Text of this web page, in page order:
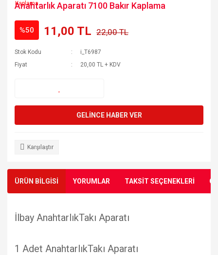
Anahtarlık Aparatı 7100 Bakır Kaplama
%50 11,00 TL 22,00 TL
Stok Kodu
i_T6987
Fiyat
20,00 TL + KDV
GELİNCE HABER VER
Karşılaştır
ÜRÜN BİLGİSİ YORUMLAR TAKSİT SEÇENEKLERİ
İlbay AnahtarlıkTakı Aparatı
1 Adet AnahtarlıkTakı Aparatı